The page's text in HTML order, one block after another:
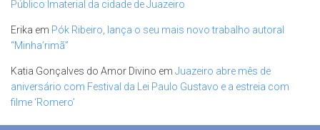
Público Imaterial da cidade de Juazeiro
Erika em Pók Ribeiro, lança o seu mais novo trabalho autoral
“Minha’rimã”
Katia Gonçalves do Amor Divino em Juazeiro abre mês de
aniversário com Festival da Lei Paulo Gustavo e a estreia com
filme ‘Romero’